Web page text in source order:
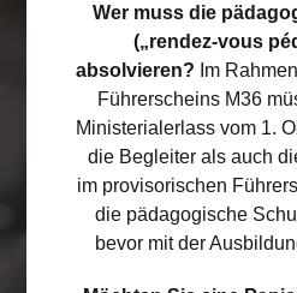
Im Rahmen des
FührerscheinsM36,
dem provisorischen
angegebenen
Lernende die
Wer muss die
(„rendez-vous
absolvieren? Im
Führerscheins M36
Ministerialerlass vom 1.
die Begleiter als auch
im provisorischen
die pädagogische
bevor mit der